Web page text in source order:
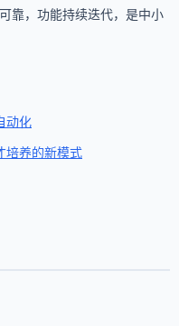
靠，功能持续迭代，是中小
动化
培养的新模式